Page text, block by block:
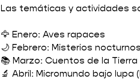
Las temáticas y actividades
🦅 Enero: Aves rapaces
🌙 Febrero: Misterios
📚 Marzo: Cuentos de la
🔬 Abril: Micromundo bajo lupa